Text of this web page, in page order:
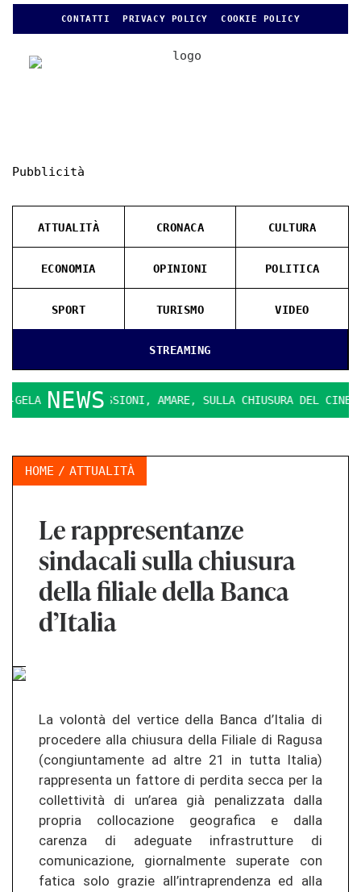
CONTATTI PRIVACY POLICY COOKIE POLICY
Pubblicità
STREAMING
ATTUALITÀ CRONACA CULTURA
ECONOMIA OPINIONI POLITICA
SPORT TURISMO VIDEO
NEWS
RIFLESSIONI, AMARE, SULLA CHIUSURA DEL CINEMA
HOME ATTUALITÀ
Le rappresentanze
sindacali sulla chiusura
della filiale della Banca
d’Italia
La volontà del vertice della Banca d’Italia di
procedere alla chiusura della Filiale di Ragusa
(congiuntamente ad altre 21 in tutta Italia)
rappresenta un fattore di perdita secca per la
collettività di un’area già penalizzata dalla
propria collocazione geografica e dalla
carenza di adeguate infrastrutture di
comunicazione, giornalmente superate con
fatica solo grazie all’intraprendenza ed alla